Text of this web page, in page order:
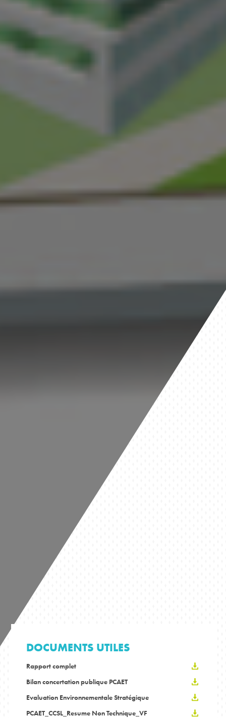
DOCUMENTS UTILES
Rapport complet
Bilan concertation publique PCAET
Evaluation Environnementale Stratégique
PCAET_CCSL_Resume Non Technique_VF